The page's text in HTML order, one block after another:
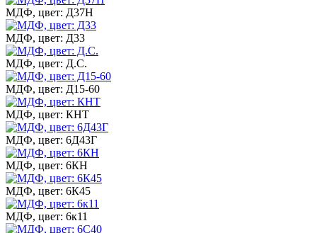
МДФ, цвет: Д37Н
МДФ, цвет: Д33
МДФ, цвет: Д.С.
МДФ, цвет: Д15-60
МДФ, цвет: КНТ
МДФ, цвет: 6Д43Г
МДФ, цвет: 6КН
МДФ, цвет: 6К45
МДФ, цвет: 6к11